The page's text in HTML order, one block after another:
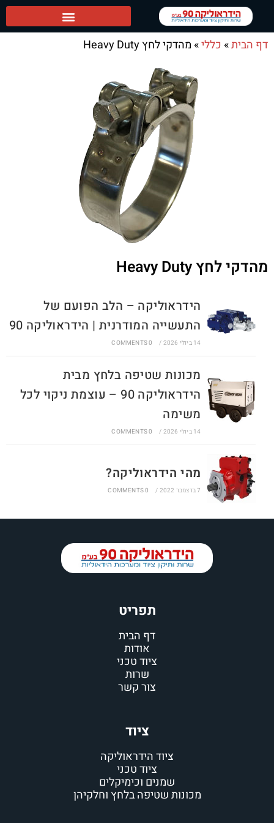
דף הבית» כללי» מהדקי לחץ Heavy Duty
מהדקי לחץ Heavy Duty
הידראוליקה – הלב הפועם של
התעשייה המודרנית | הידראוליקה 90
14 ביולי 2026 /
0 COMMENTS
מכונות שטיפה בלחץ מבית
הידראוליקה 90 – עוצמת ניקוי לכל
משימה
14 ביולי 2026 /
0 COMMENTS
מהי הידראוליקה?
7 בדצמבר 2022 /
0 COMMENTS
תפריט
דף הבית
אודות
ציוד טכני
שרות
צור קשר
ציוד
ציוד הידראוליקה
ציוד טכני
שמנים וכימיקלים
מכונות שטיפה בלחץ וחלקיהן